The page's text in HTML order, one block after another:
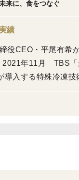
】
煮つけ、鯛めし、
適です。
来に、食をつなぐ
績
役CEO・平尾有希
2021年11月 TBS「
導入する特殊冷凍技